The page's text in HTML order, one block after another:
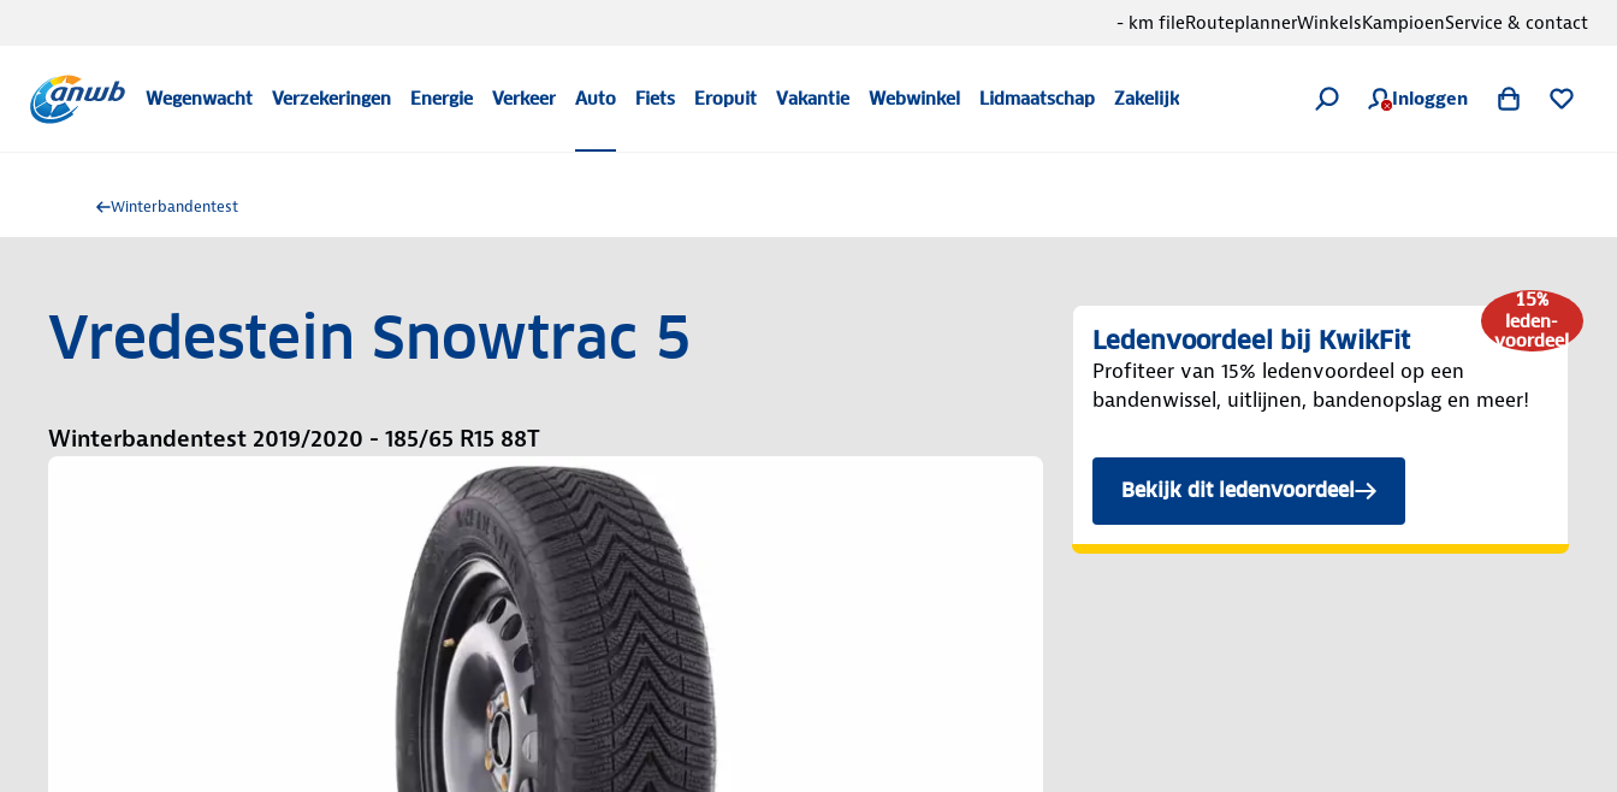
Wegenwacht Verzekeringen Energie Verkeer Auto Fiets Eropuit Vakantie Webwinkel Lidmaatschap Zakelijk Inloggen
- km fileRouteplannerWinkelsKampioenService & contact
Winterbandentest
Vredestein Snowtrac 5
Winterbandentest 2019/2020 - 185/65 R15 88T
15%
leden-
voordeel
Ledenvoordeel bij KwikFit
Profiteer van 15% ledenvoordeel op een
bandenwissel, uitlijnen, bandenopslag en meer!
Bekijk dit ledenvoordeel